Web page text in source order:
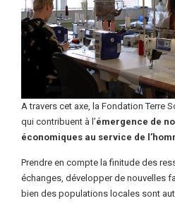
A travers cet axe, la Fondation Terre
qui contribuent à l’émergence de
économiques au service de
Prendre en compte la finitude des
échanges, développer de nouvelles
bien des populations locales sont